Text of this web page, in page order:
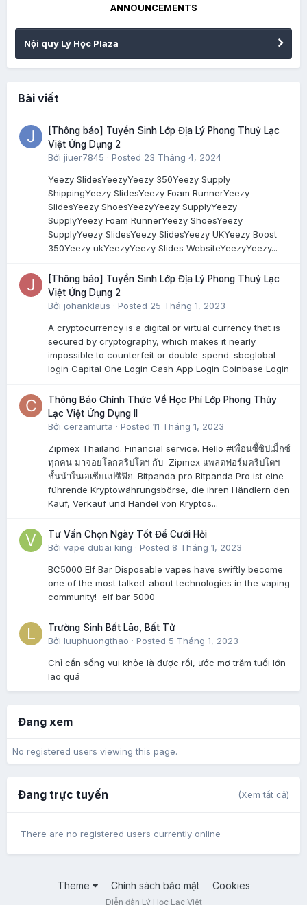
ANNOUNCEMENTS
Nội quy Lý Học Plaza
Bài viết
[Thông báo] Tuyển Sinh Lớp Địa Lý Phong Thuỷ Lạc
Việt Ứng Dụng 2
Bởi jiuer7845 · Posted 23 Tháng 4, 2024
Yeezy SlidesYeezyYeezy 350Yeezy Supply
ShippingYeezy SlidesYeezy Foam RunnerYeezy
SlidesYeezy ShoesYeezyYeezy SupplyYeezy
SupplyYeezy Foam RunnerYeezy ShoesYeezy
SupplyYeezy SlidesYeezy SlidesYeezy UKYeezy Boost
350Yeezy ukYeezyYeezy Slides WebsiteYeezyYeezy...
[Thông báo] Tuyển Sinh Lớp Địa Lý Phong Thuỷ Lạc
Việt Ứng Dụng 2
Bởi johanklaus · Posted 25 Tháng 1, 2023
A cryptocurrency is a digital or virtual currency that is
secured by cryptography, which makes it nearly
impossible to counterfeit or double-spend. sbcglobal
login Capital One Login Cash App Login Coinbase Login
Thông Báo Chính Thức Về Học Phí Lớp Phong Thủy
Lạc Việt Ứng Dụng II
Bởi cerzamurta · Posted 11 Tháng 1, 2023
Zipmex Thailand. Financial service. Hello #เพื่อนซี้ซิปเม็กซ์
ทุกคน มาจอยโลกคริปโตฯ กับ Zipmex แพลตฟอร์มคริปโตฯ
ชั้นนำในเอเชียแปซิฟิก. Bitpanda pro Bitpanda Pro ist eine
führende Kryptowährungsbörse, die ihren Händlern den
Kauf, Verkauf und Handel von Kryptos...
Tư Vấn Chọn Ngày Tốt Để Cưới Hỏi
Bởi vape dubai king · Posted 8 Tháng 1, 2023
BC5000 Elf Bar Disposable vapes have swiftly become
one of the most talked-about technologies in the vaping
community! elf bar 5000
Trường Sinh Bất Lão, Bất Tử
Bởi luuphuongthao · Posted 5 Tháng 1, 2023
Chỉ cần sống vui khỏe là được rồi, ước mơ trăm tuổi lớn
lao quá
Đang xem
No registered users viewing this page.
Đang trực tuyến (Xem tất cả)
There are no registered users currently online
Theme Chính sách bảo mật Cookies
Diễn đàn Lý Học Lạc Việt